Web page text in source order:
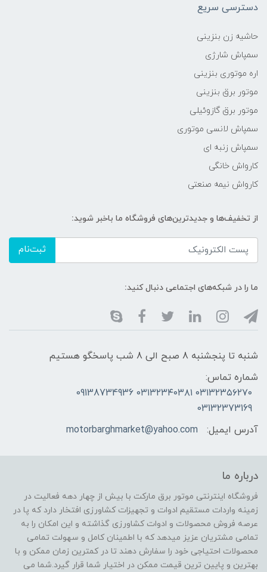
دسترسی سریع
حاشیه زن بنزینی
سمپاش شارژی
اره موتوری بنزینی
موتور برق بنزینی
موتور برق گازوئیلی
سمپاش لانسی موتوری
سمپاش زنبه ای
کارواش خانگی
کارواش نیمه صنعتی
از تخفیف‌ها و جدیدترین‌های فروشگاه ما باخبر شوید:
ثبت‌نام
ما را در شبکه‌های اجتماعی دنبال کنید:
شنبه تا پنجشنبه 8 صبح الی 8 شب پاسخگو هستیم
شماره تماس:
۰۳۱۳۲۳۵۶۲۷۰ ۰۳۱۳۲۳۴۰۳۸۱ 09138734936
03132373169
آدرس ایمیل:
motorbarghmarket@yahoo.com
درباره ما
فروشگاه اینترنتی موتور برق مارکت با بیش از چهار دهه فعالیت در
زمینه واردات مستقیم ادوات و تجهیزات کشاورزی افتخار دارد که پا در
عرصه فروش محصولات و ادوات کشاورزی گذاشته و این امکان را به
تمامی مشتریان عزیز میدهد که با اطمینان کامل و سهولت تمامی
محصولات احتیاجی خود را سفارش دهند تا در کمترین زمان ممکن و با
بهترین و پایین ترین قیمت ممکن در اختیار شما قرار گیرد.شما می